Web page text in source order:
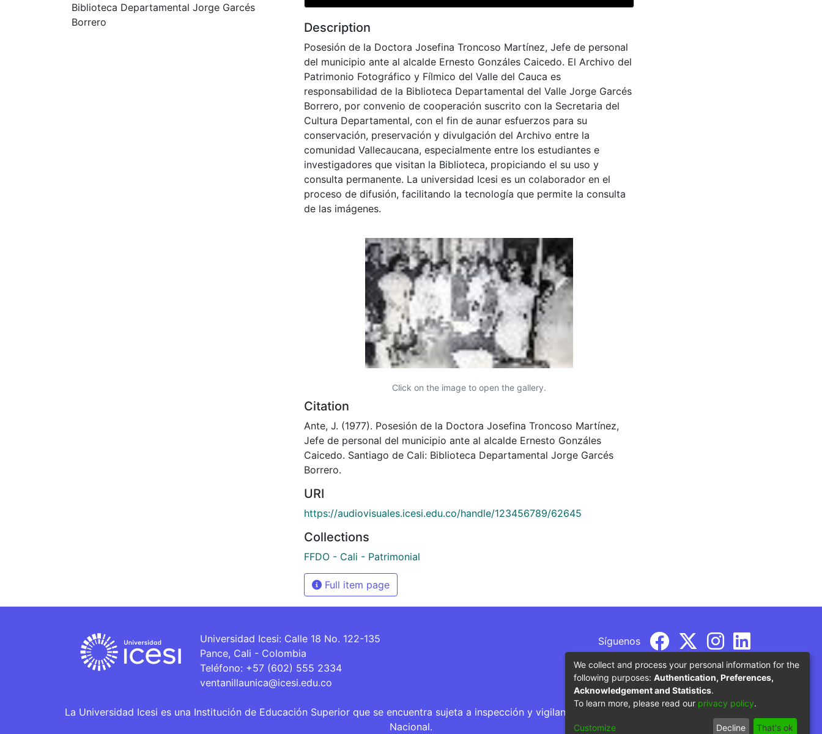
Biblioteca Departamental Jorge Garcés
Borrero
Description
Posesión de la Doctora Josefina Troncoso Martínez, Jefe de personal
del municipio ante al alcalde Ernesto Gonzáles Caicedo. El Archivo del
Patrimonio Fotográfico y Fílmico del Valle del Cauca es
responsabilidad de la Biblioteca Departamental del Valle Jorge Garcés
Borrero, por convenio de cooperación suscrito con la Secretaria del
Cultura Departamental, con el fin de aunar esfuerzos para su
conservación, preservación y divulgación del Archivo entre la
comunidad Vallecaucana, especialmente entre los estudiantes e
investigadores que visitan la Biblioteca, propiciando el su uso y
consulta permanente. La universidad Icesi es un colaborador en el
proceso de difusión, facilitando la tecnología que permite la consulta
de las imágenes.
Click on the image to open the gallery.
Citation
Ante, J. (1977). Posesión de la Doctora Josefina Troncoso Martínez,
Jefe de personal del municipio ante al alcalde Ernesto Gonzáles
Caicedo. Santiago de Cali: Biblioteca Departamental Jorge Garcés
Borrero.
URI
https://audiovisuales.icesi.edu.co/handle/123456789/62645
Collections
FFDO - Cali - Patrimonial
Full item page
Universidad Icesi: Calle 18 No. 122-135
Pance, Cali - Colombia
Teléfono: +57 (602) 555 2334
ventanillaunica@icesi.edu.co
Síguenos
La Universidad Icesi es una Institución de Educación Superior que se encuentra sujeta a inspección y vigilancia por parte del Ministerio de Educación
Nacional.
We collect and process your personal information for the
following purposes: Authentication, Preferences,
Acknowledgement and Statistics.
To learn more, please read our privacy policy.
Customize Decline That's ok